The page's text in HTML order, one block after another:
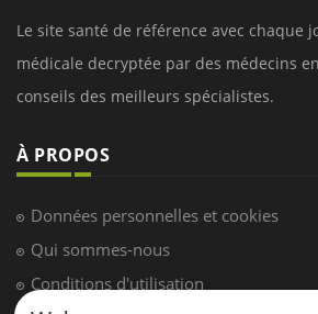
Le site santé de référence avec chaque
médicale decryptée par des médecins
conseils des meilleurs spécialistes.
À PROPOS
Données personnelles et cookies
Qui sommes-nous
Conditions d'utilisation